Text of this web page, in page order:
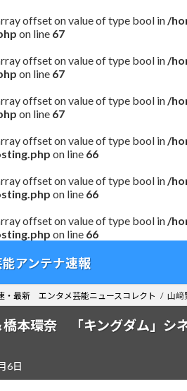
offset on value of type bool in/
on line 67
offset on value of type bool in/
on line 67
offset on value of type bool in/
on line 67
offset on value of type bool in/
on line 66
offset on value of type bool in/
on line 66
offset on value of type bool in/
on line 66
アンテナ速報
・最新 エンタメ芸能ニュースコレクト 山﨑
橋本環奈 「キングダム」シ
6日